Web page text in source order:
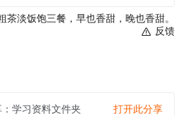
茶淡饭饱三餐，早也香甜，晚也香甜。
反馈
学习资料文件夹 打开此分享